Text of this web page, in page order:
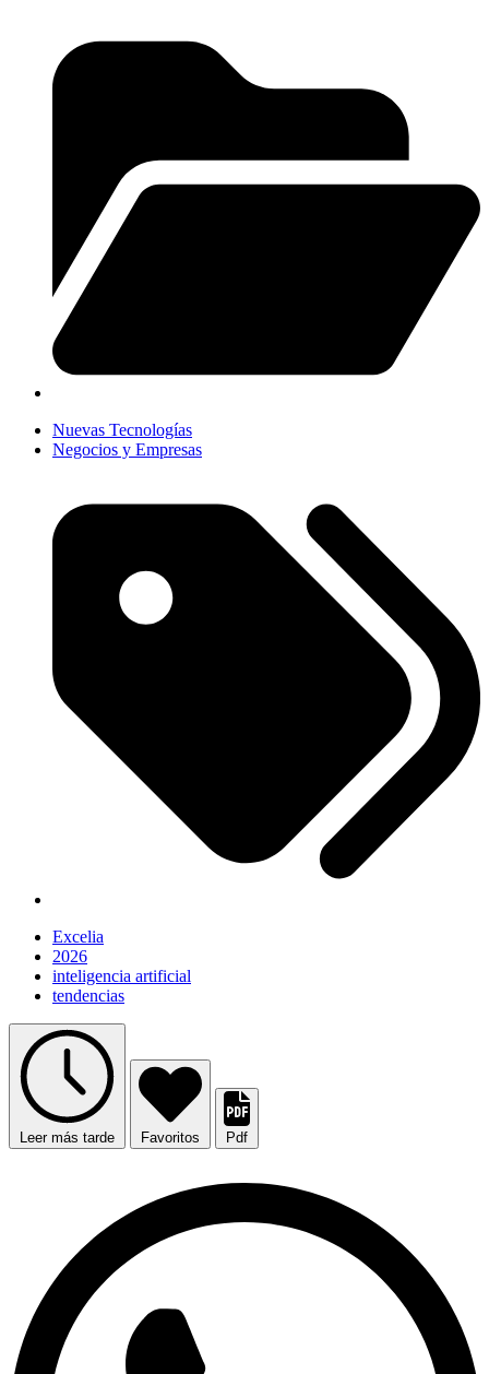
Nuevas Tecnologías
Negocios y Empresas
Excelia
2026
inteligencia artificial
tendencias
Leer más tarde Favoritos Pdf